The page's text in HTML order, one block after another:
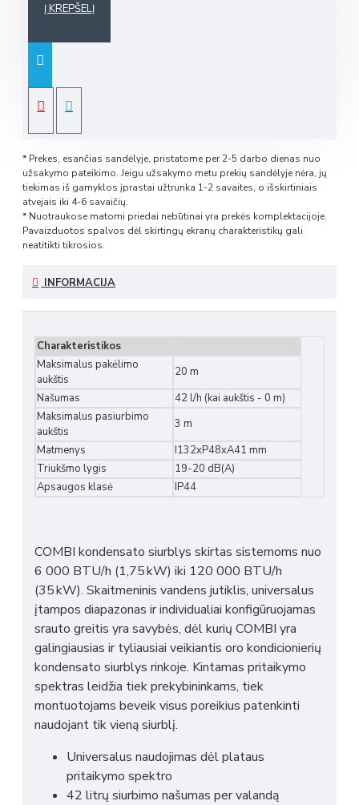
Į KREPŠELĮ
* Prekes, esančias sandėlyje, pristatome per 2-5 darbo dienas nuo
užsakymo pateikimo. Jeigu užsakymo metu prekių sandėlyje nėra, jų
tiekimas iš gamyklos įprastai užtrunka 1-2 savaites, o išskirtiniais
atvejais iki 4-6 savaičių.
* Nuotraukose matomi priedai nebūtinai yra prekės komplektacijoje.
Pavaizduotos spalvos dėl skirtingų ekranų charakteristikų gali
neatitikti tikrosios.
INFORMACIJA
Charakteristikos
Maksimalus pakėlimo
aukštis
20 m
Našumas
42 l/h (kai aukštis - 0 m)
Maksimalus pasiurbimo
aukštis
3 m
Matmenys
I132xP48xA41 mm
Triukšmo lygis
19-20 dB(A)
Apsaugos klasė
IP44
COMBI kondensato siurblys skirtas sistemoms nuo
6 000 BTU/h (1,75 kW) iki 120 000 BTU/h
(35 kW). Skaitmeninis vandens jutiklis, universalus
įtampos diapazonas ir individualiai konfigūruojamas
srauto greitis yra savybės, dėl kurių COMBI yra
galingiausias ir tyliausiai veikiantis oro kondicionierių
kondensato siurblys rinkoje. Kintamas pritaikymo
spektras leidžia tiek prekybininkams, tiek
montuotojams beveik visus poreikius patenkinti
naudojant tik vieną siurblį.
Universalus naudojimas dėl plataus
pritaikymo spektro
42 litrų siurbimo našumas per valandą